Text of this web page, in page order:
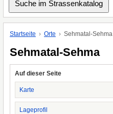
Startseite Orte Sehmatal-Sehma
Sehmatal-Sehma
Auf dieser Seite
Karte
Lageprofil